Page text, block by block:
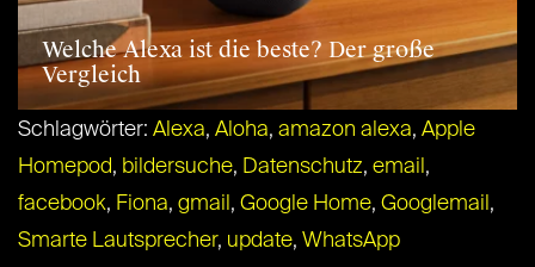
Welche Alexa ist die beste? Der große
Vergleich
Schlagwörter: Alexa, Aloha, amazon alexa, Apple
Homepod, bildersuche, Datenschutz, email ,
facebook, Fiona, gmail , Google Home, Googlemail ,
Smarte Lautsprecher, update, WhatsApp